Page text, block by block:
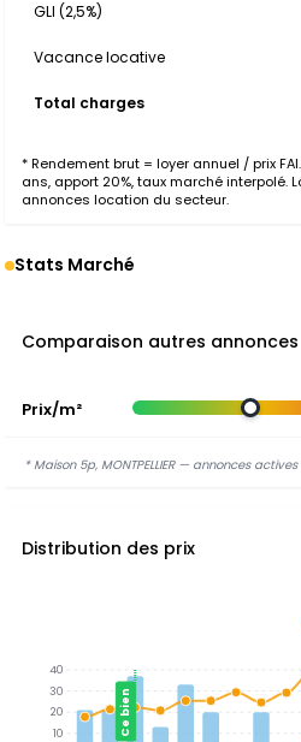
GLI (2,5%)
Vacance locative
Total charges
* Rendement brut = loyer annuel / prix
ans, apport 20%, taux marché interpolé.
annonces location du secteur.
Stats Marché
Comparaison autres annonces
Prix/m²
* Maison 5p, MONTPELLIER — annonces
Distribution des prix
Ce bien
40
30
20
10